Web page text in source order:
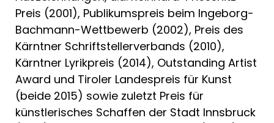
Preis (2001), Publikumspreis beim Ingeborg-
Bachmann-Wettbewerb (2002), Preis des
Kärntner Schriftstellerverbands (2010),
Kärntner Lyrikpreis (2014), Outstanding Artist
Award und Tiroler Landespreis für Kunst
(beide 2015) sowie zuletzt Preis für
künstlerisches Schaffen der Stadt Innsbruck